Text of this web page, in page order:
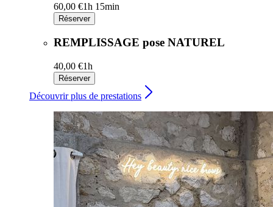
60,00 €1h 15min
Réserver
REMPLISSAGE pose NATUREL
40,00 €1h
Réserver
Découvrir plus de prestations